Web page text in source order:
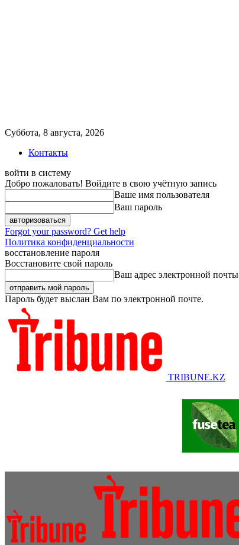
Суббота, 8 августа, 2026
Контакты
войти в систему
Добро пожаловать! Войдите в свою учётную запись
Ваше имя пользователя
Ваш пароль
Forgot your password? Get help
Политика конфиденциальности
восстановление пароля
Восстановите свой пароль
Ваш адрес электронной почты
Пароль будет выслан Вам по электронной почте.
TRIBUNE.KZ